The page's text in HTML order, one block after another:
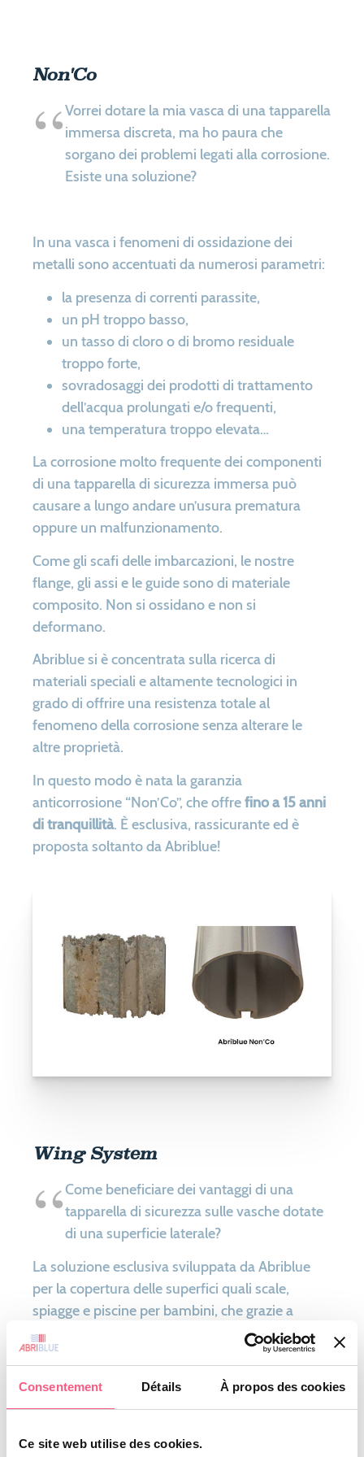
Consentement Détails À propos des cookies
Ce site web utilise des cookies.
Youtube
Non'Co
Vorrei dotare la mia vasca di una tapparella
immersa discreta, ma ho paura che
sorgano dei problemi legati alla corrosione.
Esiste una soluzione?
In una vasca i fenomeni di ossidazione dei
metalli sono accentuati da numerosi parametri:
la presenza di correnti parassite,
un pH troppo basso,
un tasso di cloro o di bromo residuale
troppo forte,
sovradosaggi dei prodotti di trattamento
dell’acqua prolungati e/o frequenti,
una temperatura troppo elevata…
La corrosione molto frequente dei componenti
di una tapparella di sicurezza immersa può
causare a lungo andare un’usura prematura
oppure un malfunzionamento.
Come gli scafi delle imbarcazioni, le nostre
flange, gli assi e le guide sono di materiale
composito. Non si ossidano e non si
deformano.
Abriblue si è concentrata sulla ricerca di
materiali speciali e altamente tecnologici in
grado di offrire una resistenza totale al
fenomeno della corrosione senza alterare le
altre proprietà.
In questo modo è nata la garanzia
anticorrosione “Non’Co”, che offrefino a 15 anni
di tranquillità. È esclusiva, rassicurante ed è
proposta soltanto da Abriblue!
Wing System
Come beneficiare dei vantaggi di una
tapparella di sicurezza sulle vasche dotate
di una superficie laterale?
La soluzione esclusiva sviluppata da Abriblue
per la copertura delle superfici quali scale,
spiagge e piscine per bambini, che grazie a
questo specifico sistema possono essere messe
in sicurezza.
La superficie laterale da coprire può essere di
forma rettangolare, romana, libera, o
serrande con doghe PVC 83 mm.